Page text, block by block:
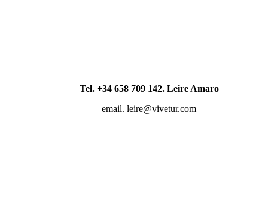
Tel. +34 658 709 142. Leire Amaro
email. leire@vivetur.com